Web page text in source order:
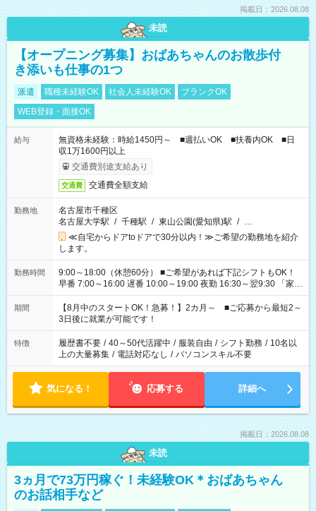
掲載日：2026.08.08
未読
【オープニング募集】おばあちゃんのお散歩付
き添いも仕事の1つ
派遣 職種未経験OK 社会人未経験OK
ブランクOK
WEB登録・面接OK
給与
無資格未経験：時給1450円～ ■週払いOK ■扶養内OK ■日
収1万1600円以上
交通費別途支給あり
交通費 交通費全額支給
勤務地
名古屋市千種区
名古屋大学駅 / 千種駅 / 東山公園(愛知県)駅 / …
≪自宅からドアtoドアで30分以内！≫ご希望の勤務地を紹介
します。
勤務時間
9:00～18:00（休憩60分） ■ご希望があれば下記シフトもOK！
早番 7:00～16:00 遅番 10:00～19:00 夜勤 16:30～翌9:30 「家族
と休みを合わせたい」 「余裕を持って夕飯の準備がしたい」
「できれば残業はしたくない」 など、ご希望を教えてください
ね。 ※Wワーク希望の方へ 今ご覧のお仕事で希望する勤務時間
と、もう1つのお仕事の勤務時間。 合計で週40時間を超える場
合は応募できません。
期間
【8月中のスタートOK！急募！】2カ月～ ■ご応募から最短2～
3日後に就業が可能です！
特徴 履歴書不要 / 40～50代活躍中 / 服装自由 / シフト勤務 / 10名以
上の大量募集 / 電話対応なし / パソコンスキル不要
気になる！ 応募する 詳細へ
掲載日：2026.08.08
未読
3ヵ月で73万円稼ぐ！未経験OK＊おばあちゃん
のお話相手など